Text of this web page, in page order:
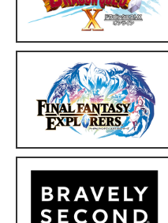
ファイナルファンタジーXIV: 新生
エオルゼア
ララ・クロフト アンド テンプル